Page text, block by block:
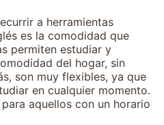
a herramientas
es la comodidad que
permiten estudiar y
del hogar, sin
son muy flexibles, ya que
en cualquier momento.
aquellos con un horario